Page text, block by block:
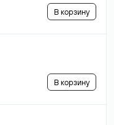
В корзину
В корзину